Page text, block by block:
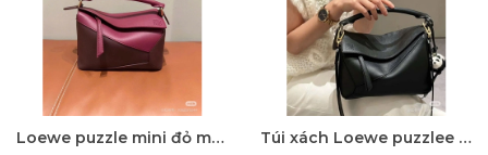
Loewe puzzle mini đỏ mận Túi xách Loewe puzzlee small đen